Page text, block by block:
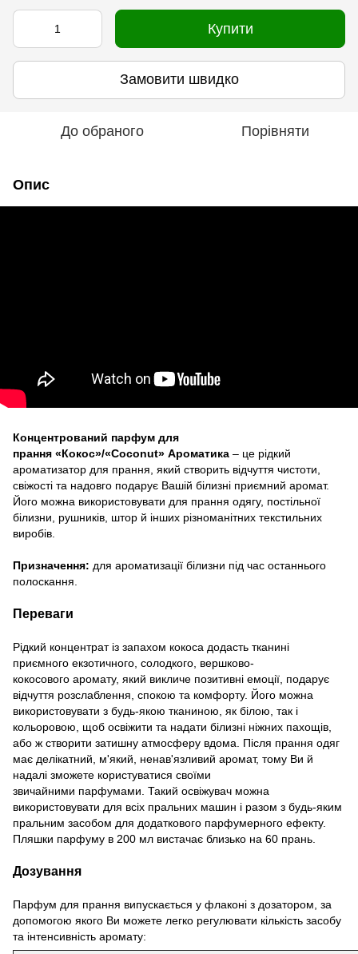
Купити
Замовити швидко
До обраного Порівняти
Опис
Концентрований парфум для
прання «Кокос»/«Coconut» Ароматика – це рідкий
ароматизатор для прання, який створить відчуття чистоти,
свіжості та надовго подарує Вашій білизні приємний аромат.
Його можна використовувати для прання одягу, постільної
білизни, рушників, штор й інших різноманітних текстильних
виробів.
Призначення: для ароматизації білизни під час останнього
полоскання.
Переваги
Рідкий концентрат із запахом кокоса додасть тканині
приємного екзотичного, солодкого, вершково-
кокосового аромату, який викличе позитивні емоції, подарує
відчуття розслаблення, спокою та комфорту. Його можна
використовувати з будь-якою тканиною, як білою, так і
кольоровою, щоб освіжити та надати білизні ніжних пахощів,
або ж створити затишну атмосферу вдома. Після прання одяг
має делікатний, м'який, ненав'язливий аромат, тому Ви й
надалі зможете користуватися своїми
звичайними парфумами. Такий освіжувач можна
використовувати для всіх пральних машин і разом з будь-яким
пральним засобом для додаткового парфумерного ефекту.
Пляшки парфуму в 200 мл вистачає близько на 60 прань.
Дозування
Парфум для прання випускається у флаконі з дозатором, за
допомогою якого Ви можете легко регулювати кількість засобу
та інтенсивність аромату: